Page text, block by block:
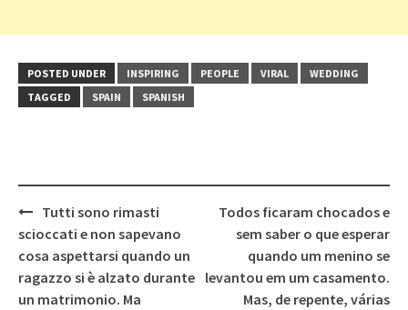
POSTED UNDER INSPIRING PEOPLE VIRAL
WEDDING
TAGGED
SPAIN SPANISH
Post
navigation
Tutti sono rimasti
scioccati e non sapevano
cosa aspettarsi quando un
ragazzo si è alzato durante
un matrimonio. Ma
Todos ficaram chocados e
sem saber o que esperar
quando um menino se
levantou em um casamento.
Mas, de repente, várias